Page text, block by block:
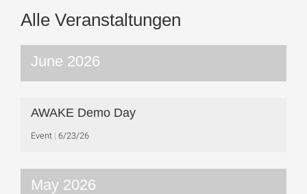
Alle Veranstaltungen
June 2026
AWAKE Demo Day
Event 6/23/26
May 2026